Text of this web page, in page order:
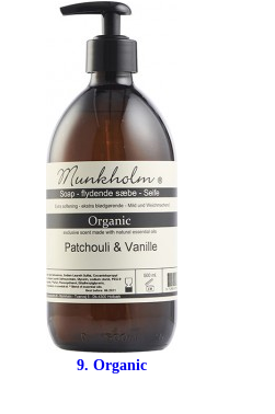
9. Organic